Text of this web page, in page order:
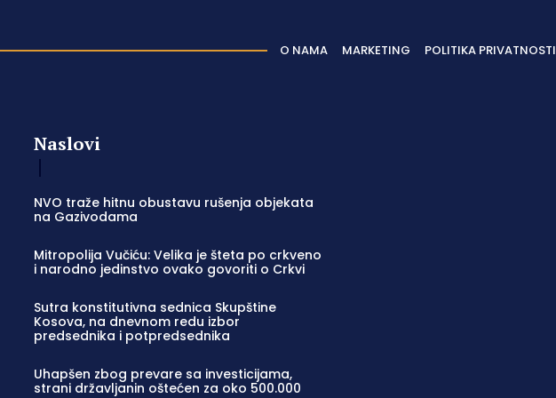
O NAMA MARKETING POLITIKA PRIVATNOSTI
Naslovi
NVO traže hitnu obustavu rušenja objekata
na Gazivodama
Mitropolija Vučiću: Velika je šteta po crkveno
i narodno jedinstvo ovako govoriti o Crkvi
Sutra konstitutivna sednica Skupštine
Kosova, na dnevnom redu izbor
predsednika i potpredsednika
Uhapšen zbog prevare sa investicijama,
strani državljanin oštećen za oko 500.000